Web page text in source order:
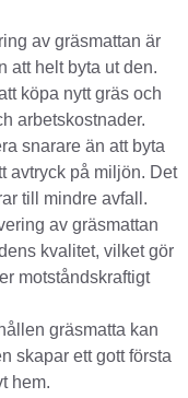
av gräsmattan är
att helt byta ut den.
köpa nytt gräs och
arbetskostnader.
snarare än att byta
avtryck på miljön. Det
till mindre avfall.
av gräsmattan
kvalitet, vilket gör
motståndskraftigt
gräsmatta kan
skapar ett gott första
hem.